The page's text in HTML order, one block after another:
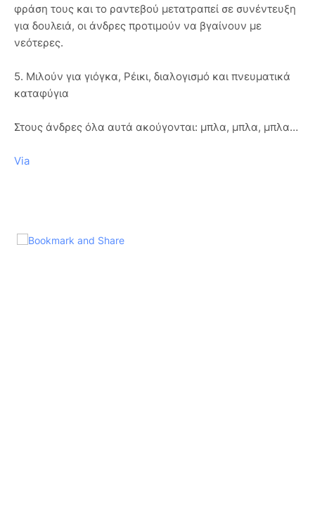
φράση τους και το ραντεβού μετατραπεί σε συνέντευξη
για δουλειά, οι άνδρες προτιμούν να βγαίνουν με
νεότερες.
5. Μιλούν για γιόγκα, Ρέικι, διαλογισμό και πνευματικά
καταφύγια
Στους άνδρες όλα αυτά ακούγονται: μπλα, μπλα, μπλα…
Via